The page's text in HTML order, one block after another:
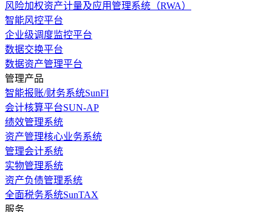
风险加权资产计量及应用管理系统（RWA）
智能风控平台
企业级调度监控平台
数据交换平台
数据资产管理平台
管理产品
智能报账/财务系统SunFI
会计核算平台SUN-AP
绩效管理系统
资产管理核心业务系统
管理会计系统
实物管理系统
资产负债管理系统
全面税务系统SunTAX
服务